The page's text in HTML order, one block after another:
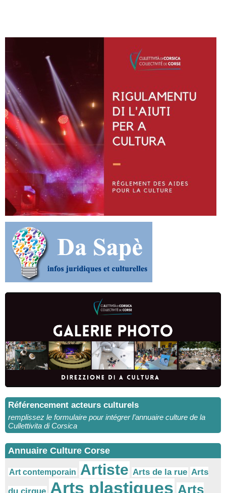
Référencement acteurs culturels
remplissez le formulaire pour intégrer l’annuaire culture de la
Cullettivita di Corsica
Annuaire Culture Corse
Art contemporain Artiste Arts de la rue Arts
Arts plastiques Arts